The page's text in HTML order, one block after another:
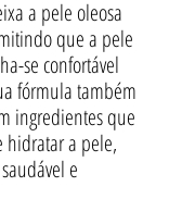
a pele oleosa
que a pele
se confortável
fórmula também
ingredientes que
a pele,
e